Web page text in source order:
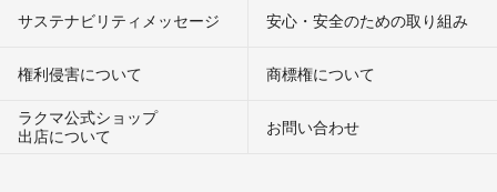
サステナビリティメッセージ 安心・安全のための取り組み
権利侵害について
商標権について
ラクマ公式ショップ
出店について
お問い合わせ